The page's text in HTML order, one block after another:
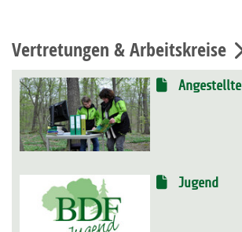
Vertretungen & Arbeitskreise
Angestellte
Jugend